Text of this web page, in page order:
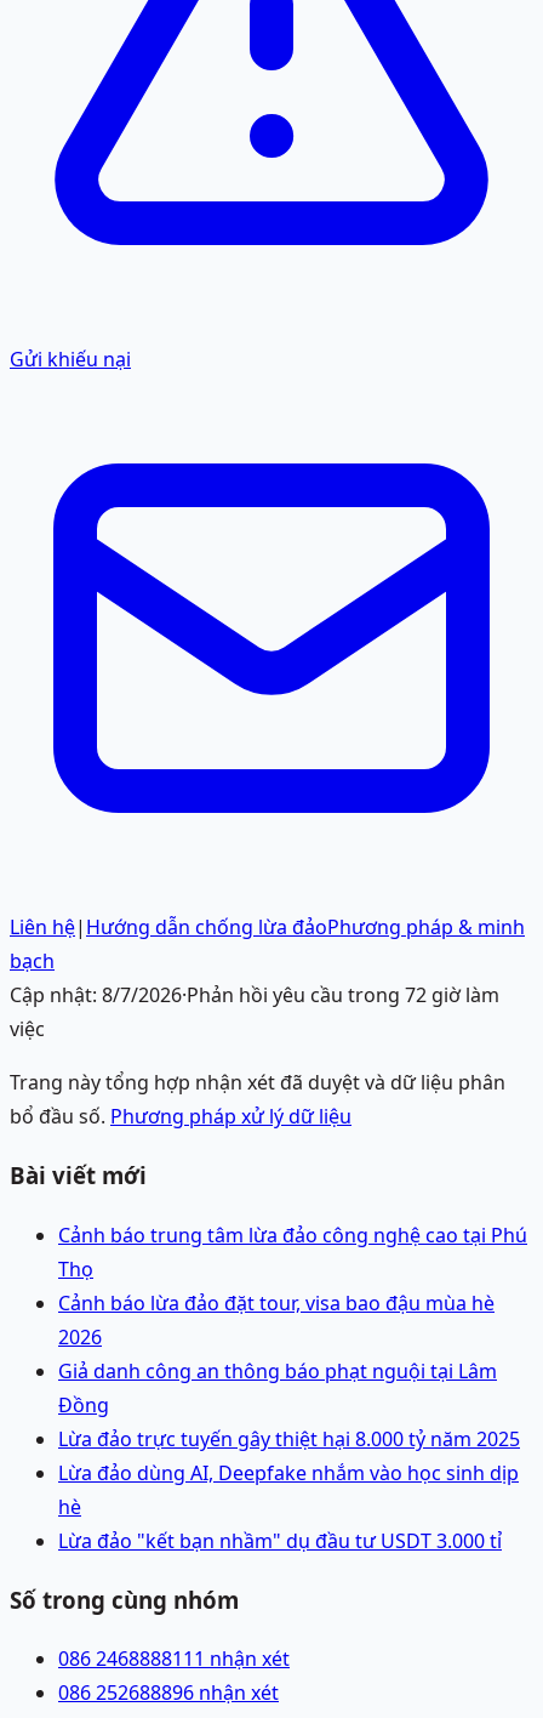
Gửi khiếu nại
Liên hệ| Hướng dẫn chống lừa đảoPhương pháp & minh
bạch
Cập nhật: 8/7/2026·Phản hồi yêu cầu trong 72 giờ làm
việc
Trang này tổng hợp nhận xét đã duyệt và dữ liệu phân
bổ đầu số. Phương pháp xử lý dữ liệu
Bài viết mới
Cảnh báo trung tâm lừa đảo công nghệ cao tại Phú
Thọ
Cảnh báo lừa đảo đặt tour, visa bao đậu mùa hè
2026
Giả danh công an thông báo phạt nguội tại Lâm
Đồng
Lừa đảo trực tuyến gây thiệt hại 8.000 tỷ năm 2025
Lừa đảo dùng AI, Deepfake nhắm vào học sinh dịp
hè
Lừa đảo "kết bạn nhầm" dụ đầu tư USDT 3.000 tỉ
Số trong cùng nhóm
086 2468888111 nhận xét
086 252688896 nhận xét